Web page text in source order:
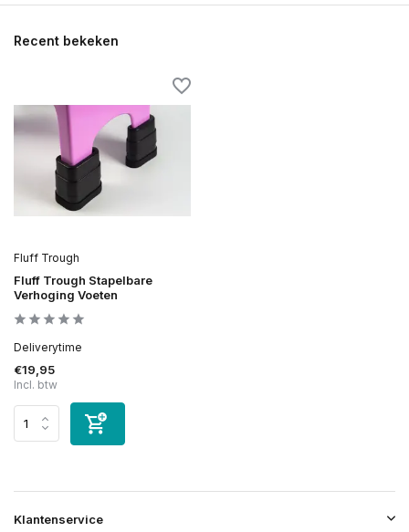
Recent bekeken
Fluff Trough
Fluff Trough Stapelbare
Verhoging Voeten
Deliverytime
€19,95
Incl. btw
Klantenservice